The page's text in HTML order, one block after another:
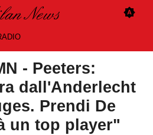
- Peeters:
dall'Anderlecht
Prendi De
un top player"